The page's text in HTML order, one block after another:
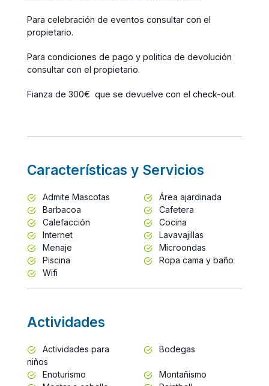
Para celebración de eventos consultar con el
propietario.
Para condiciones de pago y politica de devolución
consultar con el propietario.
Fianza de 300€ que se devuelve con el check-out.
Características y Servicios
Admite Mascotas
Área ajardinada
Barbacoa
Cafetera
Calefacción
Cocina
Internet
Lavavajillas
Menaje
Microondas
Piscina
Ropa cama y baño
Wifi
Actividades
Actividades para
niños
Bodegas
Enoturismo
Montañismo